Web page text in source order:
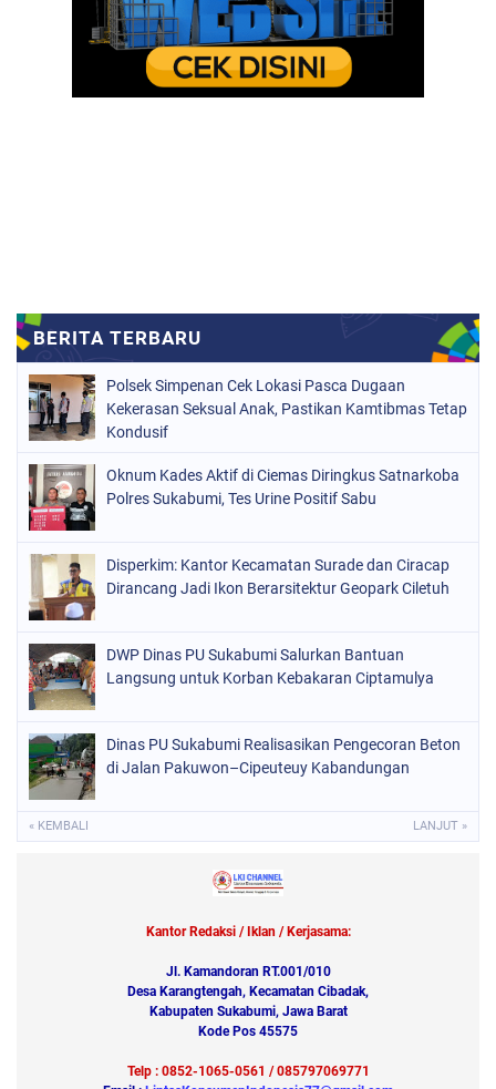
Polsek Simpenan Cek Lokasi Pasca Dugaan
Kekerasan Seksual Anak, Pastikan Kamtibmas Tetap
Kondusif
Oknum Kades Aktif di Ciemas Diringkus Satnarkoba
Polres Sukabumi, Tes Urine Positif Sabu
Disperkim: Kantor Kecamatan Surade dan Ciracap
Dirancang Jadi Ikon Berarsitektur Geopark Ciletuh
DWP Dinas PU Sukabumi Salurkan Bantuan
Langsung untuk Korban Kebakaran Ciptamulya
Dinas PU Sukabumi Realisasikan Pengecoran Beton
di Jalan Pakuwon–Cipeuteuy Kabandungan
« KEMBALI LANJUT »
Kantor Redaksi / Iklan / Kerjasama:
Jl. Kamandoran RT.001/010
Desa Karangtengah, Kecamatan Cibadak,
Kabupaten Sukabumi, Jawa Barat
Kode Pos 45575
Telp : 0852-1065-0561 / 085797069771